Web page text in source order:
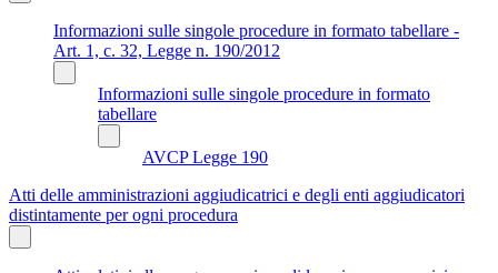
Informazioni sulle singole procedure in formato tabellare -
Art. 1, c. 32, Legge n. 190/2012
Informazioni sulle singole procedure in formato
tabellare
AVCP Legge 190
Atti delle amministrazioni aggiudicatrici e degli enti aggiudicatori
distintamente per ogni procedura